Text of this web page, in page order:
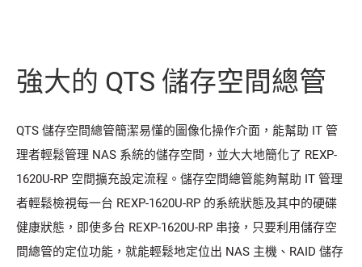
強大的 QTS 儲存空間總管
QTS 儲存空間總管簡潔易懂的圖像化操作介面，能幫助 IT 管
理者輕鬆管理 NAS 系統的儲存空間，並大大地簡化了 REXP-
1620U-RP 空間擴充設定流程。儲存空間總管能夠幫助 IT 管理
者輕鬆檢視每一台 REXP-1620U-RP 的系統狀態及其中的硬碟
健康狀態，即使多台 REXP-1620U-RP 串接，只要利用儲存空
間總管的定位功能，就能輕鬆地定位出 NAS 主機、RAID 儲存